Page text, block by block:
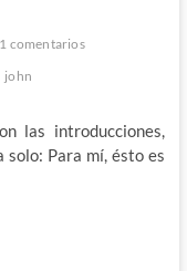
comentarios
john
las introducciones,
solo: Para mí, ésto es